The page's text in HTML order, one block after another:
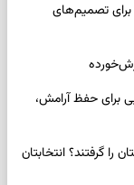
مرداد ۱۴۰۵ | نیت‌هایی برای تصمیم‌های
۱۵ مرداد ۱۴۰۵ | کارت‌هایی برای حفظ آرامش،
گرفتند؟ انتخابتان